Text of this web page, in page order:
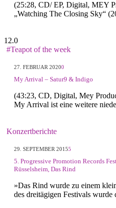
(25:28, CD/ EP, Digital, MEY
„Watching The Closing Sky“
12.0
#Teapot of the week
27. FEBRUAR 20200
My Arrival – Satur9 & Indigo
(43:23, CD, Digital, Mey
My Arrival ist eine weitere
Konzertberichte
29. SEPTEMBER 20155
5. Progressive Promotion Records
Rüsselsheim, Das Rind
»Das Rind wurde zu einem
des dreitägigen Festivals